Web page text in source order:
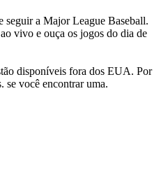
a Major League Baseball.
vivo e ouça os jogos do dia de
disponíveis fora dos EUA. Por
se você encontrar uma.